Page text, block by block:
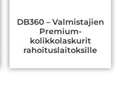
DB360 – Valmistajien
Premium-
kolikkolaskurit
rahoituslaitoksille